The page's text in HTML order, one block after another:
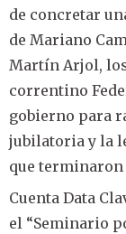
de concretar
de Mariano
Martín Arjol,
correntino
gobierno para
jubilatoria y la
que
Cuenta Data
el “Seminario